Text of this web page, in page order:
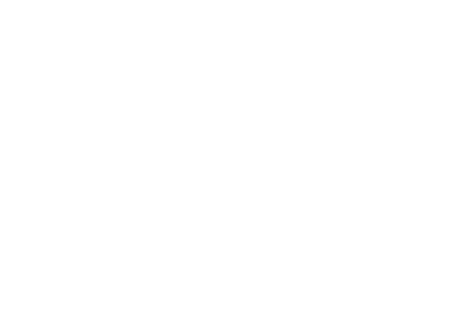
e a reinvenção do que o black metal pode ser em